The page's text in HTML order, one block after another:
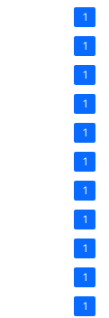
1
1
1
1
1
1
1
1
1
1
1